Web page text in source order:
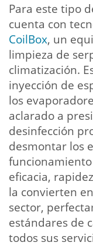
Para este tipo
cuenta con
CoilBox, un
limpieza de
climatización.
inyección de
los
aclarado a
desinfección
desmontar los
funcionamiento
eficacia,
la convierten
sector,
estándares de
todos sus